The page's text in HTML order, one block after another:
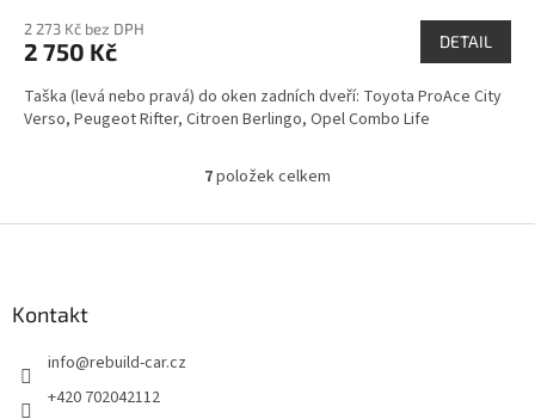
2 273 Kč bez DPH
2 750 Kč DETAIL
Taška (levá nebo pravá) do oken zadních dveří: Toyota ProAce City
Verso, Peugeot Rifter, Citroen Berlingo, Opel Combo Life
O
l
7položek celkem
Kontakt
info@rebuild-car.cz
+420 702042112